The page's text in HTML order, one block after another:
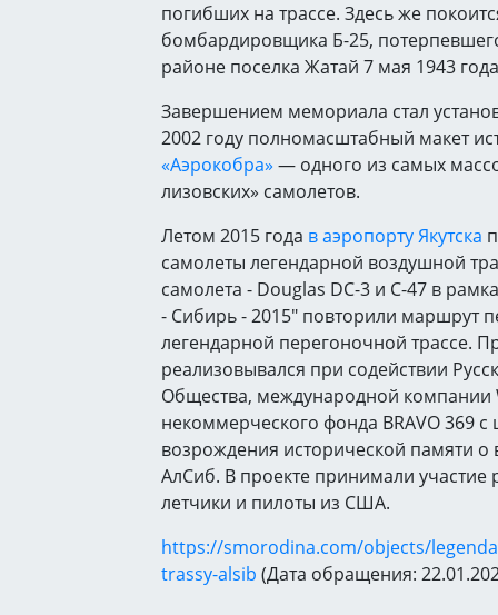
погибших на трассе. Здесь же
бомбардировщика Б-25,
районе поселка Жатай 7 мая 1943
Завершением мемориала стал
2002 году полномасштабный макет
«Аэрокобра» — одного из самых
лизовских» самолетов.
Летом 2015 года в аэропорту Якутска
самолеты легендарной воздушной
самолета - Douglas DC-3 и С-47 в
- Сибирь - 2015" повторили маршрут
легендарной перегоночной трассе.
реализовывался при содействии
Общества, международной компании
некоммерческого фонда BRAVO 369 с
возрождения исторической памяти о
АлСиб. В проекте принимали участие
летчики и пилоты из США.
https://smorodina.com/objects/
trassy-alsib (Дата обращения: